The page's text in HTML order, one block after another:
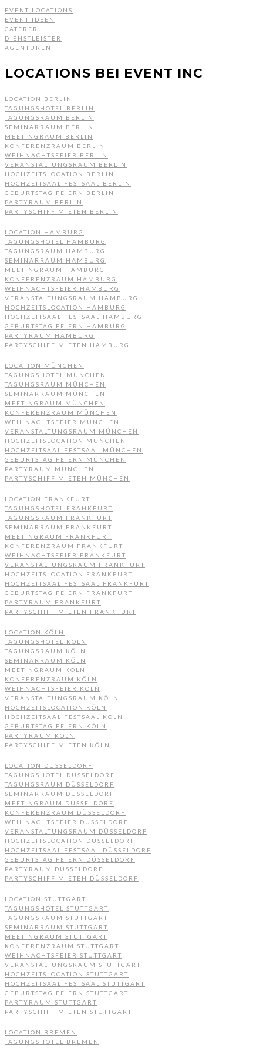
EVENT LOCATIONS
EVENT IDEEN
CATERER
DIENSTLEISTER
AGENTUREN
LOCATIONS BEI EVENT INC
LOCATION BERLIN
TAGUNGSHOTEL BERLIN
TAGUNGSRAUM BERLIN
SEMINARRAUM BERLIN
MEETINGRAUM BERLIN
KONFERENZRAUM BERLIN
WEIHNACHTSFEIER BERLIN
VERANSTALTUNGSRAUM BERLIN
HOCHZEITSLOCATION BERLIN
HOCHZEITSAAL FESTSAAL BERLIN
GEBURTSTAG FEIERN BERLIN
PARTYRAUM BERLIN
PARTYSCHIFF MIETEN BERLIN
LOCATION HAMBURG
TAGUNGSHOTEL HAMBURG
TAGUNGSRAUM HAMBURG
SEMINARRAUM HAMBURG
MEETINGRAUM HAMBURG
KONFERENZRAUM HAMBURG
WEIHNACHTSFEIER HAMBURG
VERANSTALTUNGSRAUM HAMBURG
HOCHZEITSLOCATION HAMBURG
HOCHZEITSAAL FESTSAAL HAMBURG
GEBURTSTAG FEIERN HAMBURG
PARTYRAUM HAMBURG
PARTYSCHIFF MIETEN HAMBURG
LOCATION MÜNCHEN
TAGUNGSHOTEL MÜNCHEN
TAGUNGSRAUM MÜNCHEN
SEMINARRAUM MÜNCHEN
MEETINGRAUM MÜNCHEN
KONFERENZRAUM MÜNCHEN
WEIHNACHTSFEIER MÜNCHEN
VERANSTALTUNGSRAUM MÜNCHEN
HOCHZEITSLOCATION MÜNCHEN
HOCHZEITSAAL FESTSAAL MÜNCHEN
GEBURTSTAG FEIERN MÜNCHEN
PARTYRAUM MÜNCHEN
PARTYSCHIFF MIETEN MÜNCHEN
LOCATION FRANKFURT
TAGUNGSHOTEL FRANKFURT
TAGUNGSRAUM FRANKFURT
SEMINARRAUM FRANKFURT
MEETINGRAUM FRANKFURT
KONFERENZRAUM FRANKFURT
WEIHNACHTSFEIER FRANKFURT
VERANSTALTUNGSRAUM FRANKFURT
HOCHZEITSLOCATION FRANKFURT
HOCHZEITSAAL FESTSAAL FRANKFURT
GEBURTSTAG FEIERN FRANKFURT
PARTYRAUM FRANKFURT
PARTYSCHIFF MIETEN FRANKFURT
LOCATION KÖLN
TAGUNGSHOTEL KÖLN
TAGUNGSRAUM KÖLN
SEMINARRAUM KÖLN
MEETINGRAUM KÖLN
KONFERENZRAUM KÖLN
WEIHNACHTSFEIER KÖLN
VERANSTALTUNGSRAUM KÖLN
HOCHZEITSLOCATION KÖLN
HOCHZEITSAAL FESTSAAL KÖLN
GEBURTSTAG FEIERN KÖLN
PARTYRAUM KÖLN
PARTYSCHIFF MIETEN KÖLN
LOCATION DÜSSELDORF
TAGUNGSHOTEL DÜSSELDORF
TAGUNGSRAUM DÜSSELDORF
SEMINARRAUM DÜSSELDORF
MEETINGRAUM DÜSSELDORF
KONFERENZRAUM DÜSSELDORF
WEIHNACHTSFEIER DÜSSELDORF
VERANSTALTUNGSRAUM DÜSSELDORF
HOCHZEITSLOCATION DÜSSELDORF
HOCHZEITSAAL FESTSAAL DÜSSELDORF
GEBURTSTAG FEIERN DÜSSELDORF
PARTYRAUM DÜSSELDORF
PARTYSCHIFF MIETEN DÜSSELDORF
LOCATION STUTTGART
TAGUNGSHOTEL STUTTGART
TAGUNGSRAUM STUTTGART
SEMINARRAUM STUTTGART
MEETINGRAUM STUTTGART
KONFERENZRAUM STUTTGART
WEIHNACHTSFEIER STUTTGART
VERANSTALTUNGSRAUM STUTTGART
HOCHZEITSLOCATION STUTTGART
HOCHZEITSAAL FESTSAAL STUTTGART
GEBURTSTAG FEIERN STUTTGART
PARTYRAUM STUTTGART
PARTYSCHIFF MIETEN STUTTGART
LOCATION BREMEN
TAGUNGSHOTEL BREMEN